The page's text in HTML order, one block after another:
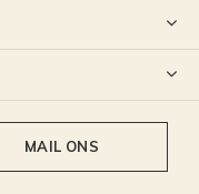
MAIL ONS